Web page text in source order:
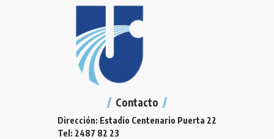
Contacto
Dirección: Estadio Centenario Puerta 22
Tel: 2487 82 23